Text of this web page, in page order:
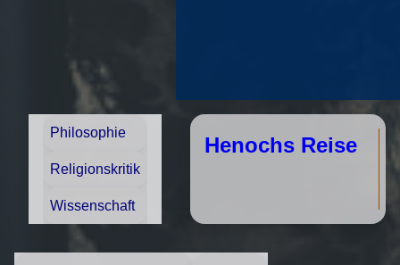
Philosophie
Religionskritik
Wissenschaft
Henochs Reise